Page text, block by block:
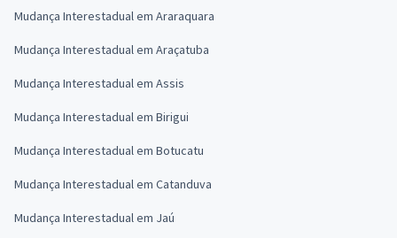
Mudança Interestadual em Araraquara
Mudança Interestadual em Araçatuba
Mudança Interestadual em Assis
Mudança Interestadual em Birigui
Mudança Interestadual em Botucatu
Mudança Interestadual em Catanduva
Mudança Interestadual em Jaú